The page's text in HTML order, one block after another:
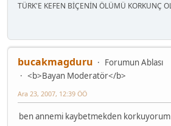
TÜRK'E KEFEN BİÇENİN ÖLÜMÜ KORKUNÇ
bucakmagduru
Forumun Ablası
<b>Bayan Moderatör</b>
Ara 23, 2007, 12:39 ÖÖ
ben annemi kaybetmekden korkuyorum